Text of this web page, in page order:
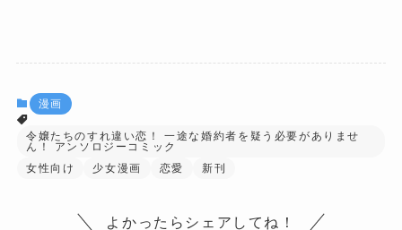
漫画
令嬢たちのすれ違い恋！ 一途な婚約者を疑う必要がありませ
ん！ アンソロジーコミック
女性向け
少女漫画 恋愛 新刊
よかったらシェアしてね！